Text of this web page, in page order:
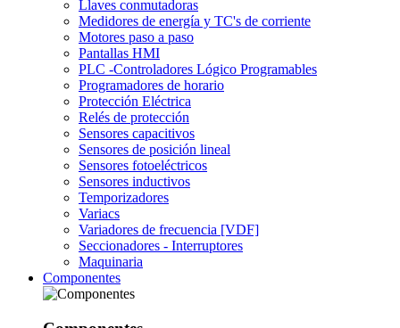
Llaves conmutadoras
Medidores de energía y TC's de corriente
Motores paso a paso
Pantallas HMI
PLC -Controladores Lógico Programables
Programadores de horario
Protección Eléctrica
Relés de protección
Sensores capacitivos
Sensores de posición lineal
Sensores fotoeléctricos
Sensores inductivos
Temporizadores
Variacs
Variadores de frecuencia [VDF]
Seccionadores - Interruptores
Maquinaria
Componentes